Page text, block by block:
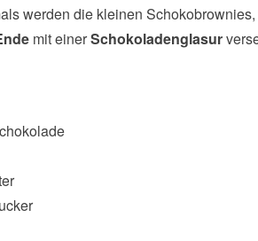
werden die kleinen
mit einerSchokoladenglasur